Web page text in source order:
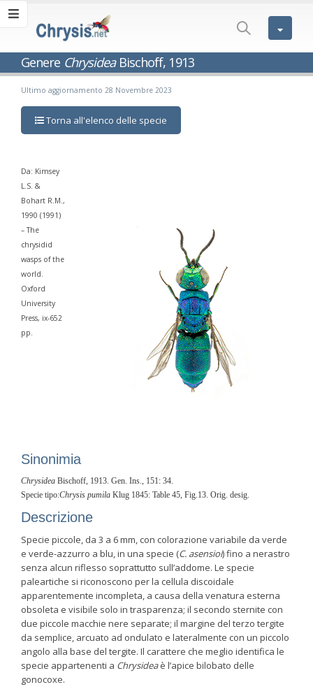
Genere ChrysideaBischoff, 1913
Ultimo aggiornamento 28 Novembre 2023
Torna all'elenco delle specie
Da: Kimsey
L.S. &
Bohart R.M.,
1990 (1991)
– The
chrysidid
wasps of the
world.
Oxford
University
Press, ix-652
pp.
Sinonimia
Chrysidea Bischoff, 1913. Gen. Ins., 151: 34.
Specie tipo:Chrysis pumila Klug 1845: Table 45, Fig.13. Orig. desig.
Descrizione
Specie piccole, da 3 a 6 mm, con colorazione variabile da verde
e verde-azzurro a blu, in una specie (C. asensioi) fino a nerastro
senza alcun riflesso soprattutto sull’addome. Le specie
paleartiche si riconoscono per la cellula discoidale
apparentemente incompleta, a causa della venatura esterna
obsoleta e visibile solo in trasparenza; il secondo sternite con
due piccole macchie nere separate; il margine del terzo tergite
da semplice, arcuato ad ondulato e lateralmente con un piccolo
angolo alla base del tergite. Il carattere che meglio identifica le
specie appartenenti a Chrysideaè l’apice bilobato delle
gonocoxe.